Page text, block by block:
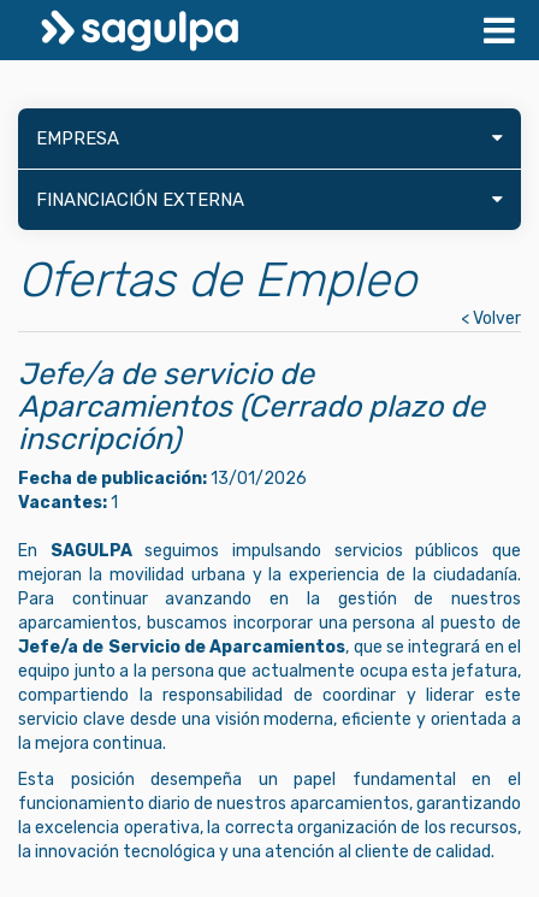
EMPRESA
FINANCIACIÓN EXTERNA
Ofertas de Empleo
< Volver
Jefe/a de servicio de
Aparcamientos (Cerrado plazo de
inscripción)
Fecha de publicación:13/01/2026
Vacantes:1
En SAGULPAseguimos impulsando servicios públicos que
mejoran la movilidad urbana y la experiencia de la ciudadanía.
Para continuar avanzando en la gestión de nuestros
aparcamientos, buscamos incorporar una persona al puesto de
Jefe/a de Servicio de Aparcamientos, que se integrará en el
equipo junto a la persona que actualmente ocupa esta jefatura,
compartiendo la responsabilidad de coordinar y liderar este
servicio clave desde una visión moderna, eficiente y orientada a
la mejora continua.
Esta posición desempeña un papel fundamental en el
funcionamiento diario de nuestros aparcamientos, garantizando
la excelencia operativa, la correcta organización de los recursos,
la innovación tecnológica y una atención al cliente de calidad.